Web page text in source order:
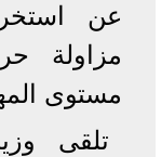
مستوى
تلقى